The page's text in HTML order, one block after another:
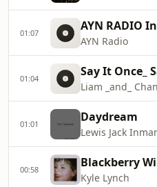
01:07 AYN RADIO
AYN Radio
01:04 Say It Once_
Liam _and_
01:01 Daydream
Lewis Jack
00:58 Blackberry
Kyle Lynch